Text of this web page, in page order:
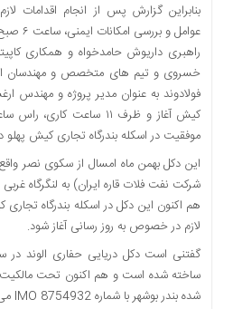
رسید
اخبار
سایت
اجتماعی
اقتصادی
فرهنگ
بین
الملل
یادداشت
بنابراین گزارش پس از انجام اقدامات
عوامل و
راهبری داریوش حامدخواه و همکاری
خسروی و تیم های متخصص و مهندسان
فولادوند به عنوان مدیر پروژه و مهندس
موفقیت در اسکله بندرگاه تجاری کیش پهلو
این دکل بهمن ماه امسال از سکوی نصر
شرکت نفت فلات قاره ایران) به لنگرگاه
هم اکنون این دکل در اسکله بندرگاه تجاری
لازم در خصوص به روز رسانی آغاز شود.
ساخته شده است و هم اکنون تحت
شده بندر بوشهر با شماره IMO 8754932 می باشد.